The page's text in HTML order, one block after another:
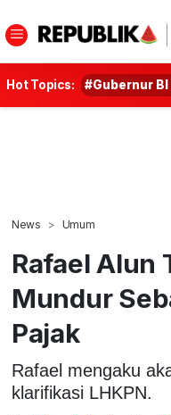
Hot Topics: #Gubernur
News Umum
Rafael Alun
Mundur
Pajak
Rafael mengaku
klarifikasi LHKPN.